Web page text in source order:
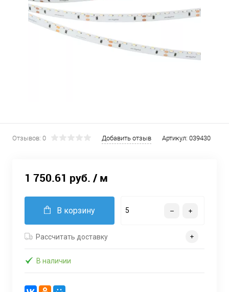
Отзывов: 0 Добавить отзыв Артикул: 039430
1 750.61 руб. / м
В корзину
Рассчитать доставку
В наличии